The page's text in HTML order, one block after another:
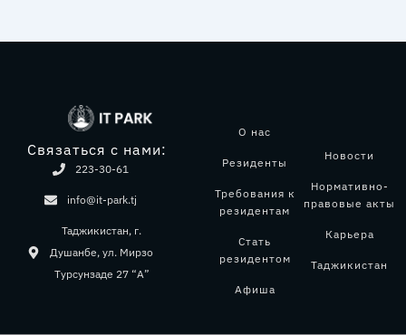
Связаться с нами:
223-30-61
info@it-park.tj
Таджикистан, г.
Душанбе, ул. Мирзо
Турсунзаде 27 “А”
О нас
Резиденты
Требования к
резидентам
Стать
резидентом
Афиша
Новости
Нормативно-
правовые акты
Карьера
Таджикистан